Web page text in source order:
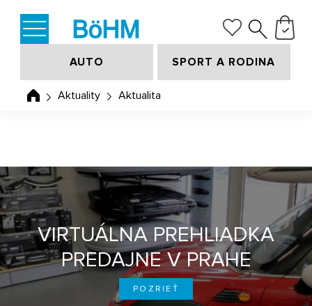
AUTO SPORT A RODINA
Aktuality Aktualita
VIRTUÁLNA PREHLIADKA
PREDAJNE V PRAHE
POZRIEŤ